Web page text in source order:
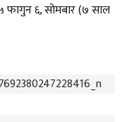
फागुन ६, सोमबार (७ साल